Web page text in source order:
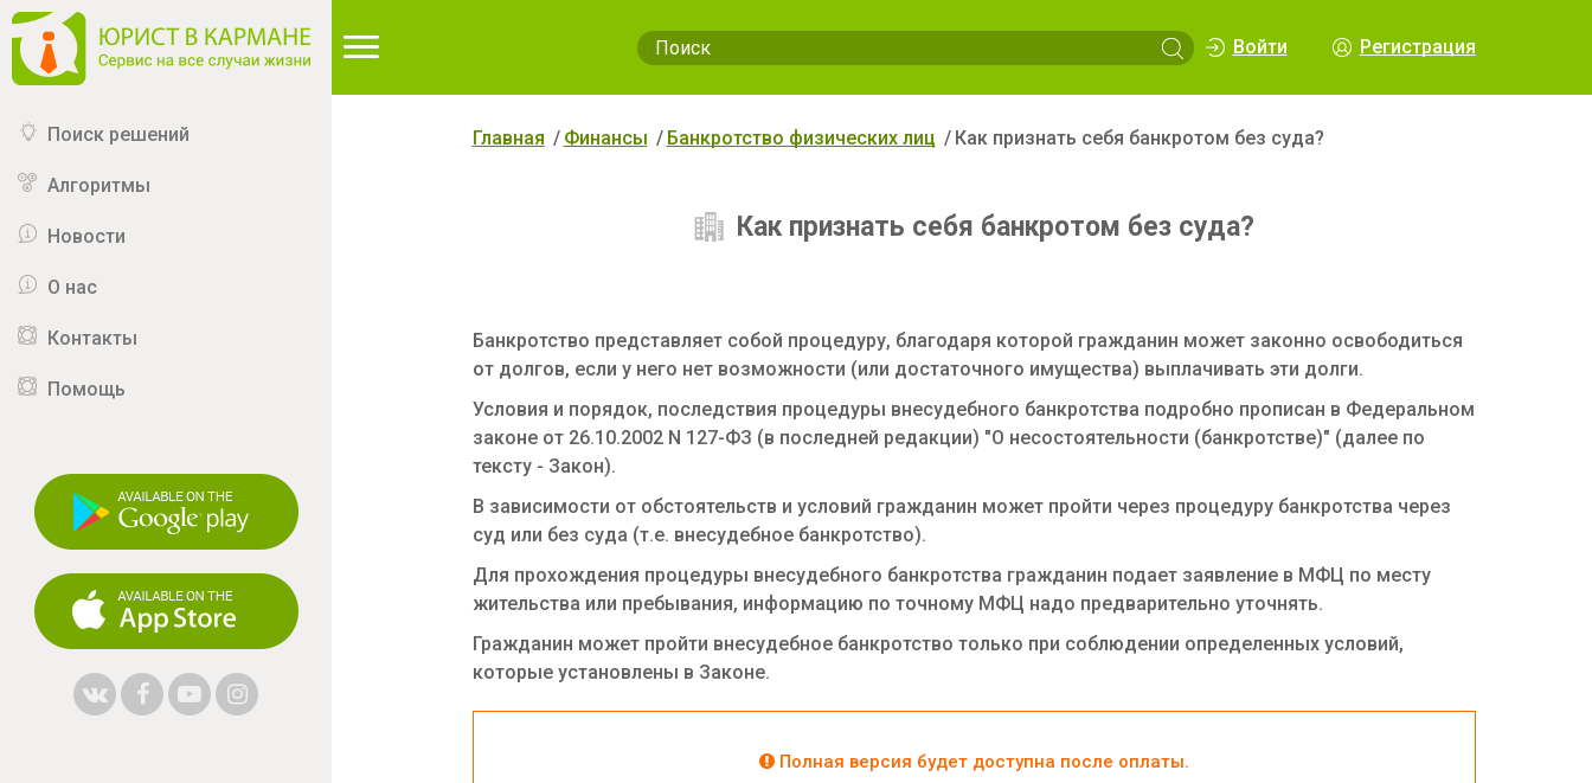
Войти Регистрация
Поиск решений
Алгоритмы
Новости
О нас
Контакты
Помощь
Главная Финансы Банкротство физических лиц Как признать себя банкротом без суда?
Как признать себя банкротом без суда?
Банкротство представляет собой процедуру, благодаря которой гражданин может законно освободиться
от долгов, если у него нет возможности (или достаточного имущества) выплачивать эти долги.
Условия и порядок, последствия процедуры внесудебного банкротства подробно прописан в Федеральном
законе от 26.10.2002 N 127-ФЗ (в последней редакции) "О несостоятельности (банкротстве)" (далее по
тексту - Закон).
В зависимости от обстоятельств и условий гражданин может пройти через процедуру банкротства через
суд или без суда (т.е. внесудебное банкротство).
Для прохождения процедуры внесудебного банкротства гражданин подает заявление в МФЦ по месту
жительства или пребывания, информацию по точному МФЦ надо предварительно уточнять.
Гражданин может пройти внесудебное банкротство только при соблюдении определенных условий,
которые установлены в Законе.
Полная версия будет доступна после оплаты.
∆